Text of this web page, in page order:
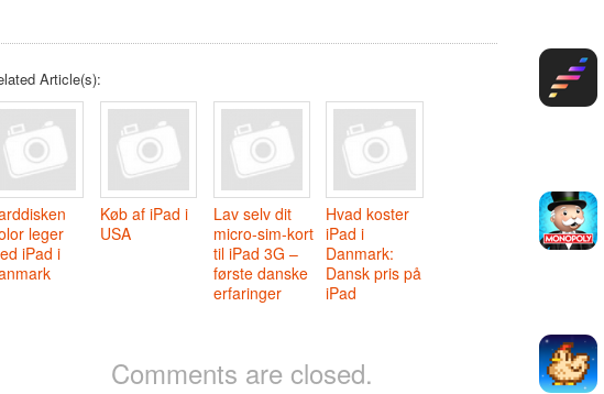
Article(s):
leger
iPad i
Køb af iPad i
USA
Lav selv dit
micro-sim-kort
til iPad 3G –
første danske
erfaringer
Hvad koster
iPad i
Danmark:
Dansk pris på
iPad
Comments are closed.